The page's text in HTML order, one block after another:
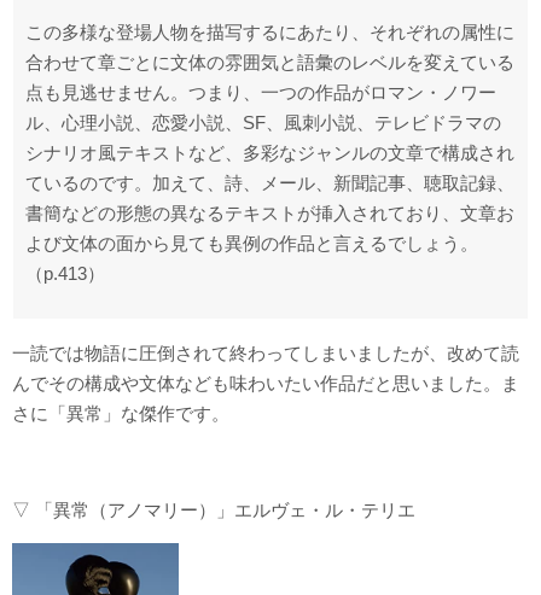
この多様な登場人物を描写するにあたり、それぞれの属性に
合わせて章ごとに文体の雰囲気と語彙のレベルを変えている
点も見逃せません。つまり、一つの作品がロマン・ノワー
ル、心理小説、恋愛小説、SF、風刺小説、テレビドラマの
シナリオ風テキストなど、多彩なジャンルの文章で構成され
ているのです。加えて、詩、メール、新聞記事、聴取記録、
書簡などの形態の異なるテキストが挿入されており、文章お
よび文体の面から見ても異例の作品と言えるでしょう。
（p.413）
一読では物語に圧倒されて終わってしまいましたが、改めて読
んでその構成や文体なども味わいたい作品だと思いました。ま
さに「異常」な傑作です。
▽ 「異常（アノマリー）」エルヴェ・ル・テリエ